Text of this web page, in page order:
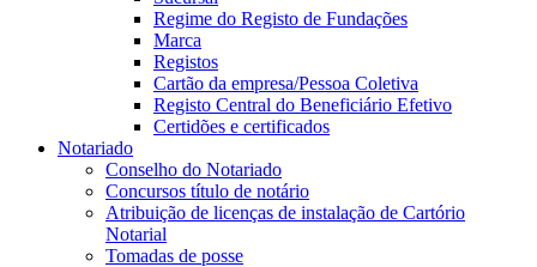
Regime do Registo de Fundações
Marca
Registos
Cartão da empresa/Pessoa Coletiva
Registo Central do Beneficiário Efetivo
Certidões e certificados
Notariado
Conselho do Notariado
Concursos título de notário
Atribuição de licenças de instalação de Cartório
Notarial
Tomadas de posse